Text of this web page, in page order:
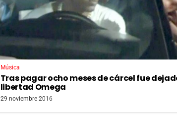
Música
Tras pagar ocho meses de cárcel fue
libertad Omega
29 noviembre 2016